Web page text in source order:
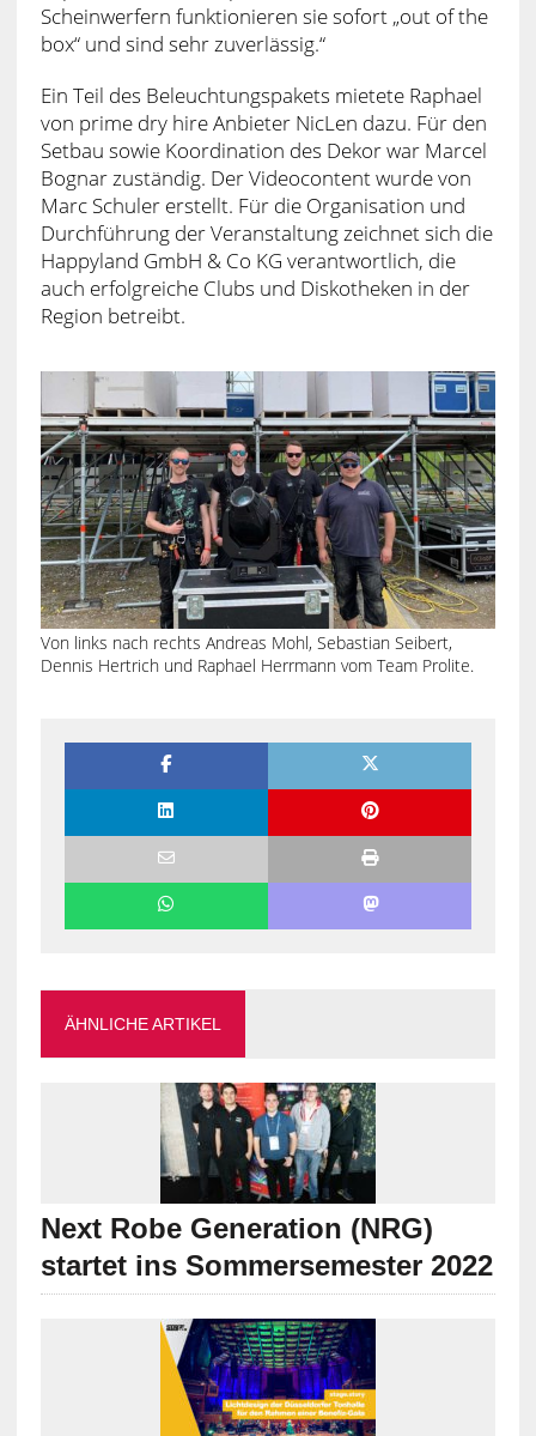
Scheinwerfern funktionieren sie sofort „out of the
box“ und sind sehr zuverlässig.“
Ein Teil des Beleuchtungspakets mietete Raphael
von prime dry hire Anbieter NicLen dazu. Für den
Setbau sowie Koordination des Dekor war Marcel
Bognar zuständig. Der Videocontent wurde von
Marc Schuler erstellt. Für die Organisation und
Durchführung der Veranstaltung zeichnet sich die
Happyland GmbH & Co KG verantwortlich, die
auch erfolgreiche Clubs und Diskotheken in der
Region betreibt.
Von links nach rechts Andreas Mohl, Sebastian Seibert,
Dennis Hertrich und Raphael Herrmann vom Team Prolite.
ÄHNLICHE ARTIKEL
Next Robe Generation (NRG)
startet ins Sommersemester 2022